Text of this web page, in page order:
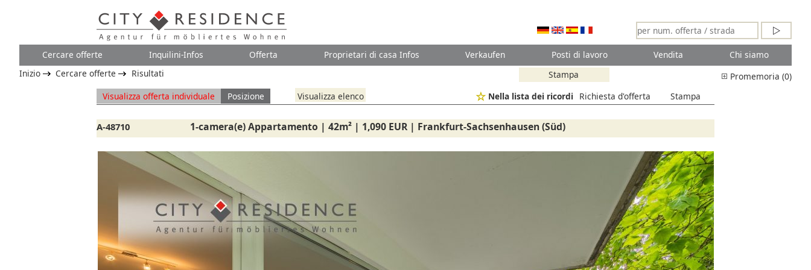
Cercare offerte Inquilini-Infos Offerta Proprietari di casa Infos Verkaufen Posti di lavoro Vendita
Chi siamo
Promemoria (0)
Stampa
Inizio Cercare offerte
Risultati
Visualizza offerta individuale
Posizione Visualizza elenco Stampa
Richiesta d'offerta
Nella lista dei ricordi
A-48710 1-camera(e) Appartamento | 42m² | 1,090 EUR | Frankfurt-Sachsenhausen (Süd)